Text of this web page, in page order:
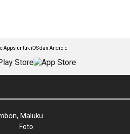
Apps untuk iOS dan Android
Maluku
Foto